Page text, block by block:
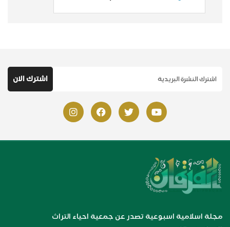
مجلة اسلامية اسبوعية تصدر عن جمعية احياء التراث